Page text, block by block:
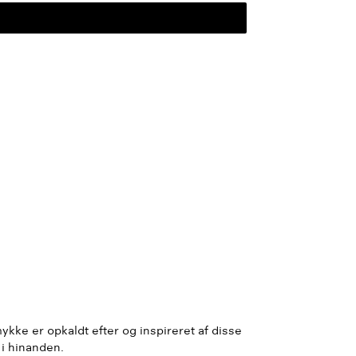
er opkaldt efter og inspireret af disse
hinanden.